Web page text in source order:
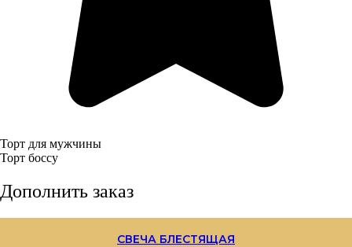
Торт для мужчины
Торт боссу
Дополнить заказ
СВЕЧА БЛЕСТЯЩАЯ